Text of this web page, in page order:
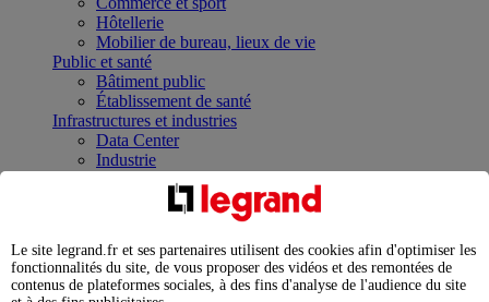
Hôtellerie
Mobilier de bureau, lieux de vie
Public et santé
Bâtiment public
Établissement de santé
Infrastructures et industries
Data Center
Industrie
Infrastructures
Contrôler et planifier le fonctionnement des appareils
Répartir et optimiser son tableau électrique
Legrand Data Center Solutions : concentrer les
expertises au service de vos performances
Le site legrand.fr et ses partenaires utilisent des cookies afin d'optimiser les
fonctionnalités du site, de vous proposer des vidéos et des remontées de
contenus de plateformes sociales, à des fins d'analyse de l'audience du site